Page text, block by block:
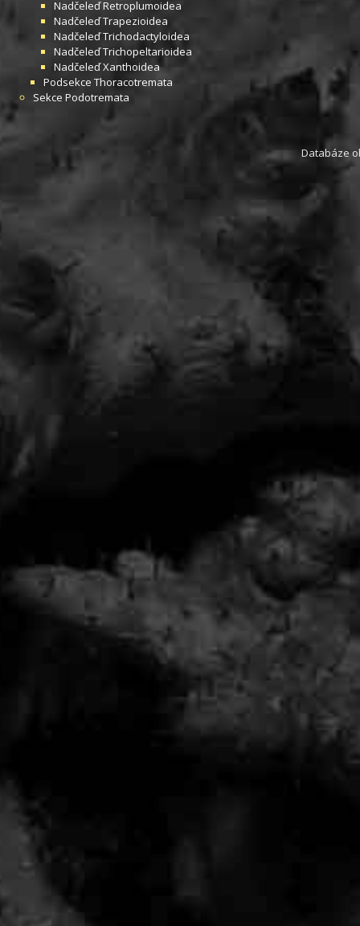
NadčeleďRetroplumoidea
NadčeleďTrapezioidea
NadčeleďTrichodactyloidea
NadčeleďTrichopeltarioidea
NadčeleďXanthoidea
Podsekce Thoracotremata
Sekce Podotremata
Databáze